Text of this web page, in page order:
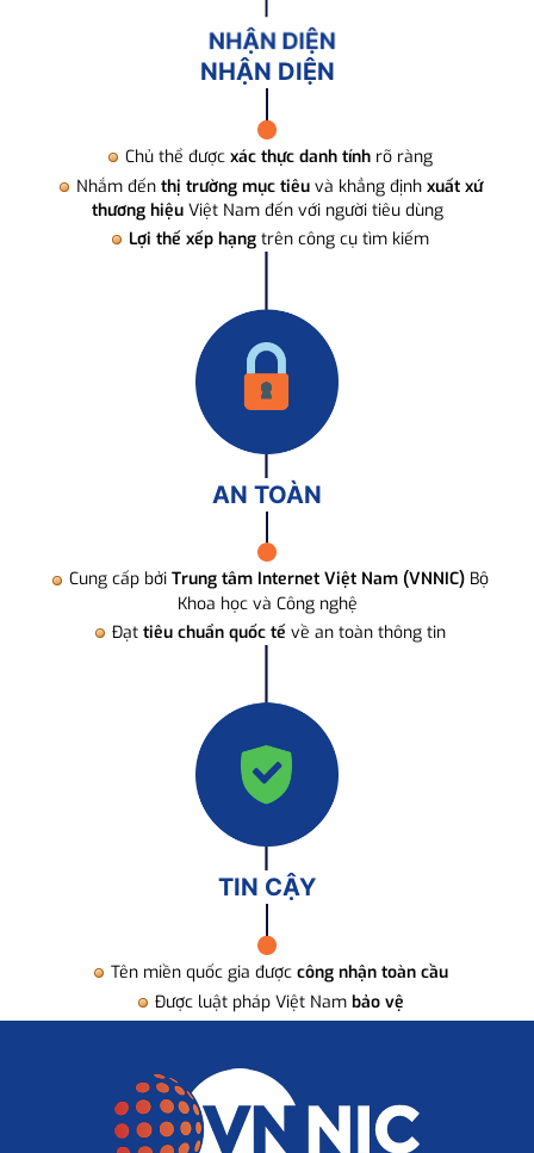
NHẬN DIỆN
Chủ thể được xác thực danh tính rõ ràng
Nhắm đến thị trường mục tiêuvà khẳng định xuất xứ
thương hiệuViệt Nam đến với người tiêu dùng
Lợi thế xếp hạng trên công cụ tìm kiếm
AN TOÀN
Cung cấp bởi Trung tâm Internet Việt Nam (VNNIC) Bộ
Khoa học và Công nghệ
Đạt tiêu chuẩn quốc tế về an toàn thông tin
TIN CẬY
Tên miền quốc gia được công nhận toàn cầu
Được luật pháp Việt Nam bảo vệ